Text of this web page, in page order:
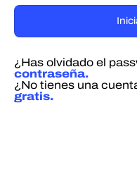
¿Has olvidado el
contraseña.
¿No tienes una
gratis.